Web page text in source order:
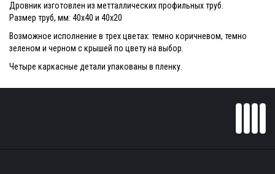
Дровник изготовлен из метталлических профильных труб.
Размер труб, мм: 40х40 и 40х20
Возможное исполнение в трех цветах: темно коричневом, темно
зеленом и черном с крышей по цвету на выбор.
Четыре каркасные детали упакованы в пленку.